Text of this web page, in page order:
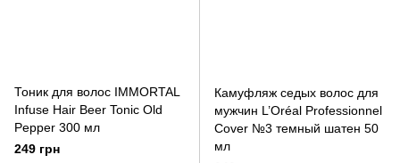
Тоник для волос IMMORTAL
Infuse Hair Beer Tonic Old
Pepper 300 мл
249 грн
Камуфляж седых волос для
мужчин L’Oréal Professionnel
Cover №3 темный шатен 50
мл